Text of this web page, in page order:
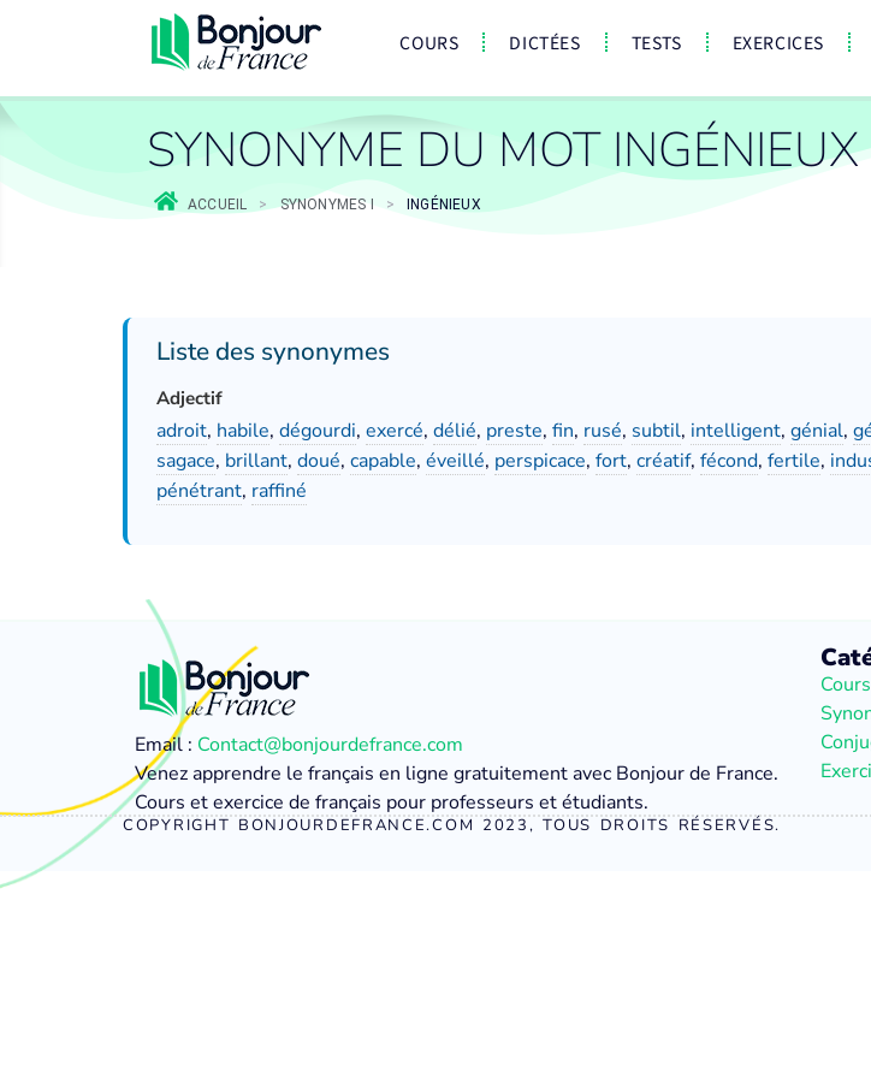
COURS DICTÉES TESTS EXERCICES
SYNONYME DU MOT INGÉNIEUX
ACCUEIL > SYNONYMES I > INGÉNIEUX
Liste des synonymes
Adjectif
adroit, habile, dégourdi, exercé, délié, preste, fin, rusé, subtil, intelligent, génial,
sagace, brillant, doué, capable, éveillé, perspicace, fort, créatif, fécond, fertile,
pénétrant, raffiné
Email : Contact@bonjourdefrance.com
Venez apprendre le français en ligne gratuitement avec Bonjour de France.
Cours et exercice de français pour professeurs et étudiants.
Cours
COPYRIGHT BONJOURDEFRANCE.COM 2023, TOUS DROITS RÉSERVÉS.